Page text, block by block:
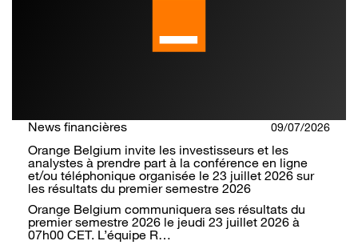
News financières 09/07/2026
Orange Belgium invite les investisseurs et les
analystes à prendre part à la conférence en ligne
et/ou téléphonique organisée le 23 juillet 2026 sur
les résultats du premier semestre 2026
Orange Belgium communiquera ses résultats du
premier semestre 2026 le jeudi 23 juillet 2026 à
07h00 CET. L’équipe R…